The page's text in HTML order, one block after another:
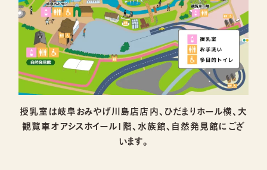
授乳室は岐阜おみやげ川島店店内、ひだまりホール横、大
観覧車オアシスホイール1階、水族館、自然発見館にござ
います。